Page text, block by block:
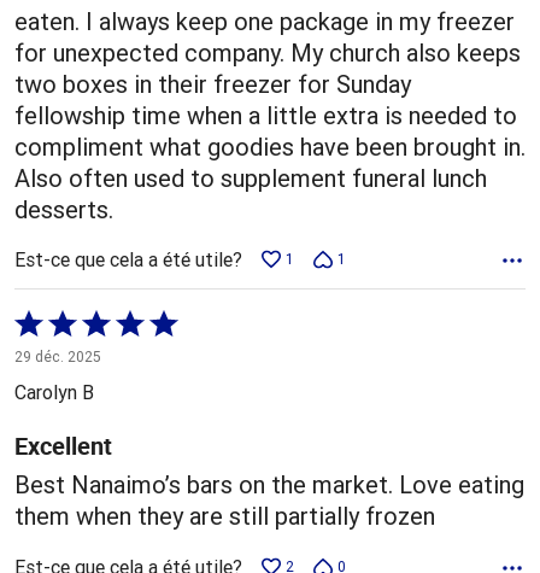
eaten. I always keep one package in my freezer
for unexpected company. My church also keeps
two boxes in their freezer for Sunday
fellowship time when a little extra is needed to
compliment what goodies have been brought in.
Also often used to supplement funeral lunch
desserts.
Est-ce que cela a été utile? 1 1
Coté
5 sur
5
29 déc. 2025
Carolyn B
Excellent
Best Nanaimo’s bars on the market. Love eating
them when they are still partially frozen
Est-ce que cela a été utile? 2 0